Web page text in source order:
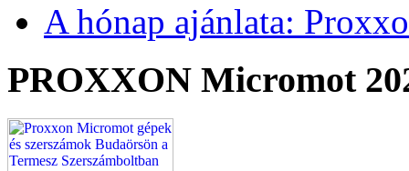
A hónap ajánlata:
PROXXON Micromot